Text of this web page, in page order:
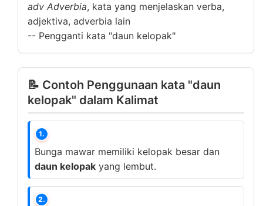
adv Adverbia, kata yang menjelaskan verba,
adjektiva, adverbia lain
-- Pengganti kata "daun kelopak"
📝 Contoh Penggunaan kata "daun
kelopak" dalam Kalimat
1.
Bunga mawar memiliki kelopak besar dan
daun kelopak yang lembut.
2.